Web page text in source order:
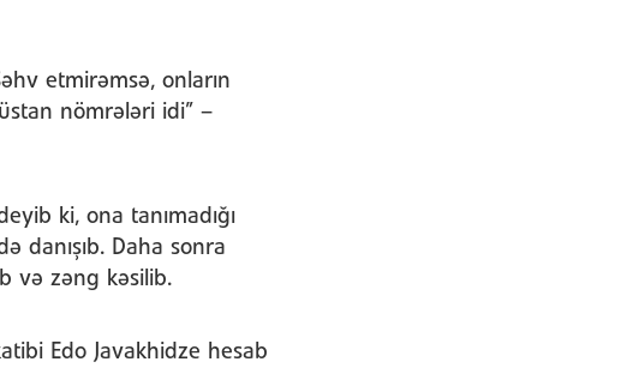
etmirəmsə, onların
nömrələri idi” –
ki, ona tanımadığı
danışıb. Daha sonra
və zəng kəsilib.
Edo Javakhidze hesab